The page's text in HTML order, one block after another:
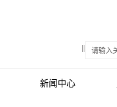
新闻中心